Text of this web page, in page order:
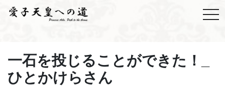
一石を投じることができた！_
ひとかけらさん